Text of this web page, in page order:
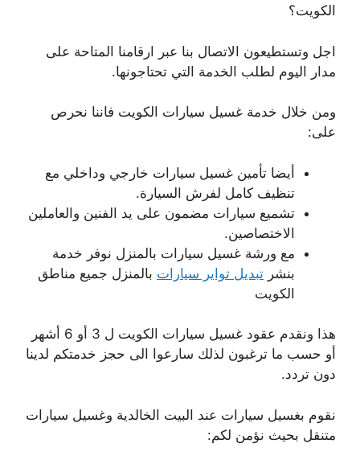
الكويت؟
اجل وتستطيعون الاتصال بنا عبر ارقامنا المتاحة على
مدار اليوم لطلب الخدمة التي تحتاجونها.
ومن خلال خدمة غسيل سيارات الكويت فاننا نحرص
على:
أيضا تأمين غسيل سيارات خارجي وداخلي مع
تنظيف كامل لفرش السيارة.
تشميع سيارات مضمون على يد الفنين والعاملين
الاختصاصين.
مع ورشة غسيل سيارات بالمنزل نوفر خدمة
بنشر تبديل تواير سيارات بالمنزل جميع مناطق
الكويت
هذا ونقدم عقود غسيل سيارات الكويت ل 3 أو 6 أشهر
أو حسب ما ترغبون لذلك سارعوا الى حجز خدمتكم لدينا
دون تردد.
نقوم بغسيل سيارات عند البيت الخالدية وغسيل سيارات
متنقل بحيث نؤمن لكم: